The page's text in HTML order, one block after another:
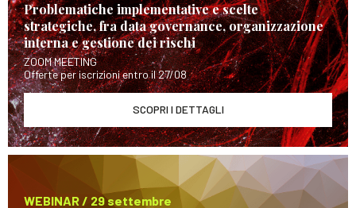
Problematiche implementative e scelte
strategiche, fra data governance, organizzazione
interna e gestione dei rischi
ZOOM MEETING
Offerte per iscrizioni entro il 27/08
SCOPRI I DETTAGLI
WEBINAR / 29 settembre